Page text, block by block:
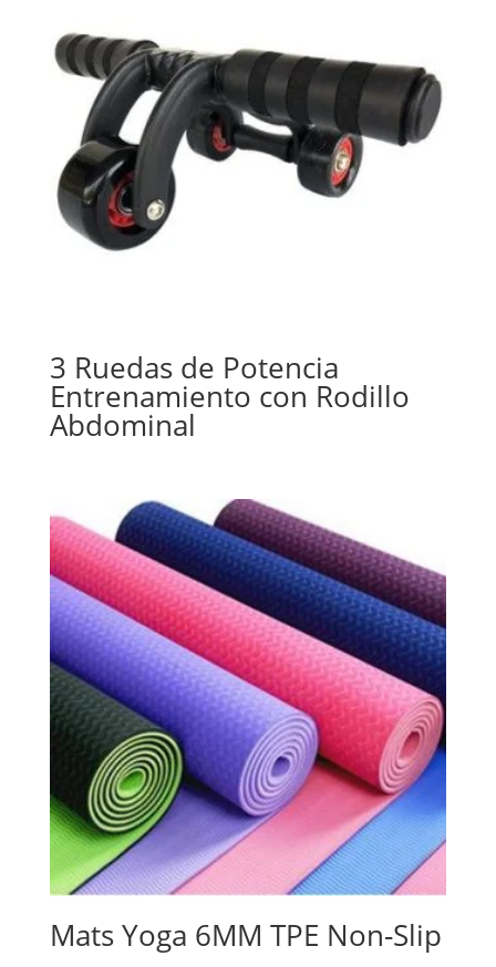
3 Ruedas de Potencia
Entrenamiento con Rodillo
Abdominal
Mats Yoga 6MM TPE Non-Slip